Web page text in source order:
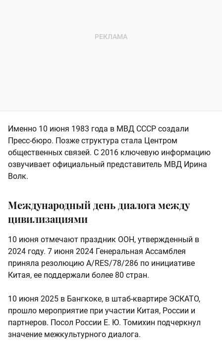
Именно 10 июня 1983 года в МВД СССР создали
Пресс-бюро. Позже структура стала Центром
общественных связей. С 2016 ключевую информацию
озвучивает официальный представитель МВД Ирина
Волк.
Международный день диалога между
цивилизациями
10 июня отмечают праздник ООН, утвержденный в
2024 году. 7 июня 2024 Генеральная Ассамблея
приняла резолюцию A/RES/78/286 по инициативе
Китая, ее поддержали более 80 стран.
10 июня 2025 в Бангкоке, в штаб-квартире ЭСКАТО,
прошло мероприятие при участии Китая, России и
партнеров. Посол России Е. Ю. Томихин подчеркнул
значение межкультурного диалога.